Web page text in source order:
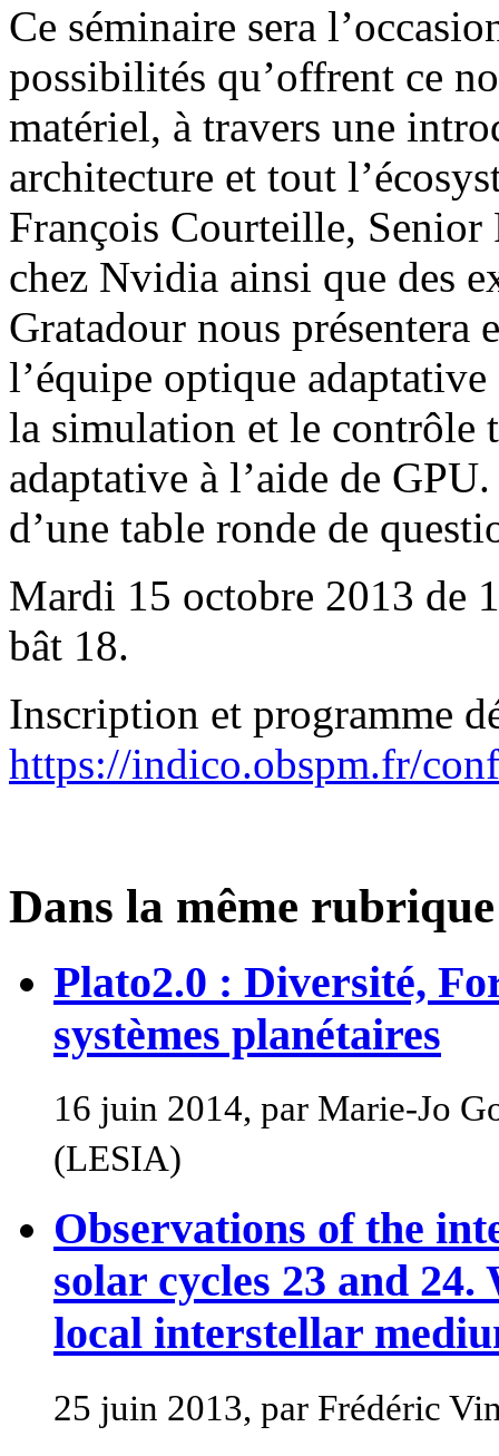
Ce séminaire sera
possibilités qu’offrent ce
matériel, à travers une
architecture et tout
François Courteille,
chez Nvidia ainsi que des
Gratadour nous présentera
l’équipe optique
la simulation et le contrôle
adaptative à l’aide de
d’une table ronde de
Mardi 15 octobre 2013 de
bât 18.
Inscription et programme
https://indico.obspm.fr/
Dans la même rubrique
Plato2.0 : Diversité,
systèmes planétaires
16 juin 2014, par Marie-Jo
(LESIA)
Observations of the
solar cycles 23 and 24.
local interstellar
25 juin 2013, par Frédéric